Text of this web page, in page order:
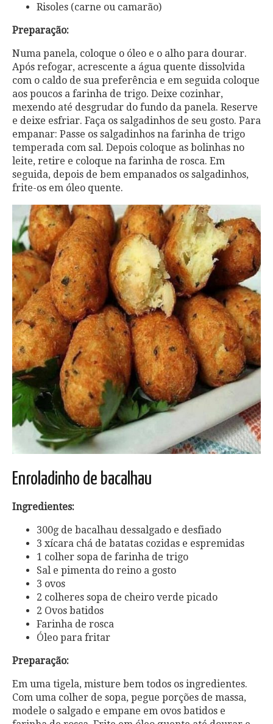
Risoles (carne ou camarão)
Preparação:
Numa panela, coloque o óleo e o alho para dourar.
Após refogar, acrescente a água quente dissolvida
com o caldo de sua preferência e em seguida coloque
aos poucos a farinha de trigo. Deixe cozinhar,
mexendo até desgrudar do fundo da panela. Reserve
e deixe esfriar. Faça os salgadinhos de seu gosto. Para
empanar: Passe os salgadinhos na farinha de trigo
temperada com sal. Depois coloque as bolinhas no
leite, retire e coloque na farinha de rosca. Em
seguida, depois de bem empanados os salgadinhos,
frite-os em óleo quente.
Enroladinho de bacalhau
Ingredientes:
300g de bacalhau dessalgado e desfiado
3 xícara chá de batatas cozidas e espremidas
1 colher sopa de farinha de trigo
Sal e pimenta do reino a gosto
3 ovos
2 colheres sopa de cheiro verde picado
2 Ovos batidos
Farinha de rosca
Óleo para fritar
Preparação:
Em uma tigela, misture bem todos os ingredientes.
Com uma colher de sopa, pegue porções de massa,
modele o salgado e empane em ovos batidos e